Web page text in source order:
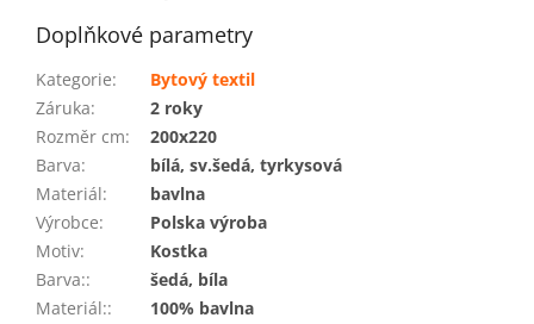
Doplňkové parametry
Kategorie:
Bytový textil
Záruka:
2 roky
Rozměr cm:
200x220
Barva:
bílá, sv.šedá, tyrkysová
Materiál:
bavlna
Výrobce:
Polska výroba
Motiv:
Kostka
Barva::
šedá, bíla
Materiál::
100% bavlna